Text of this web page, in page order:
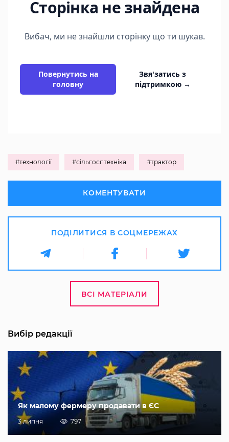
#технології #сільгосптехніка #трактор
КОМЕНТУВАТИ
ПОДІЛИТИСЯ В СОЦМЕРЕЖАХ
ВСІ МАТЕРІАЛИ
Вибір редакції
Як малому фермеру продавати в ЄС
3 липня 797